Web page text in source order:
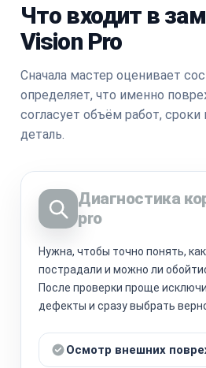
Что входит в
Vision Pro
Сначала мастер оценивает
определяет, что именно
согласует объём работ,
деталь.
Диагностика
pro
Нужна, чтобы точно понять,
пострадали и можно ли
После проверки проще
дефекты и сразу выбрать
Осмотр внешних